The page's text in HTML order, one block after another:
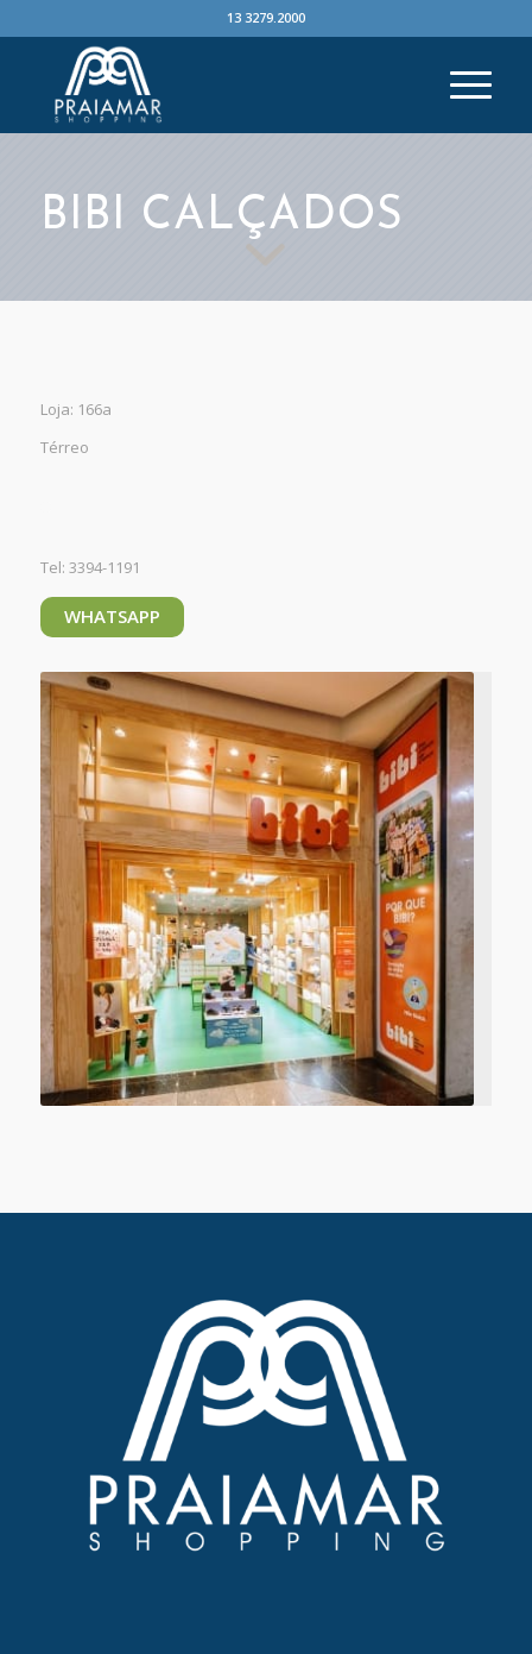
13 3279.2000
BIBI CALÇADOS
Loja: 166a
Térreo
Tel: 3394-1191
WHATSAPP